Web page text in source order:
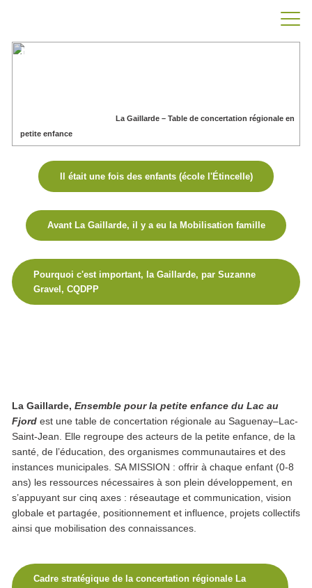
La Gaillarde – Table de
La Gaillarde – Table de concertation régionale en
petite enfance
Il était une fois des enfants (école l'Étincelle)
Avant La Gaillarde, il y a eu la Mobilisation famille
Pourquoi c'est important, la Gaillarde, par Suzanne
Gravel, CQDPP
La Gaillarde, Ensemble pour la petite enfance du Lac au
Fjord est une table de concertation régionale au Saguenay–Lac-
Saint-Jean. Elle regroupe des acteurs de la petite enfance, de la
santé, de l’éducation, des organismes communautaires et des
instances municipales. SA MISSION : offrir à chaque enfant (0-8
ans) les ressources nécessaires à son plein développement, en
s’appuyant sur cinq axes : réseautage et communication, vision
globale et partagée, positionnement et influence, projets collectifs
ainsi que mobilisation des connaissances.
Cadre stratégique de la concertation régionale La